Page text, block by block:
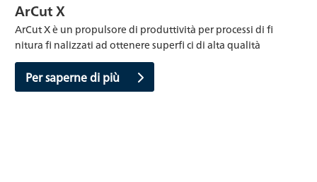
ArCut X
ArCut X è un propulsore di produttività per processi di fi
nitura fi nalizzati ad ottenere superfi ci di alta qualità
Per saperne di più